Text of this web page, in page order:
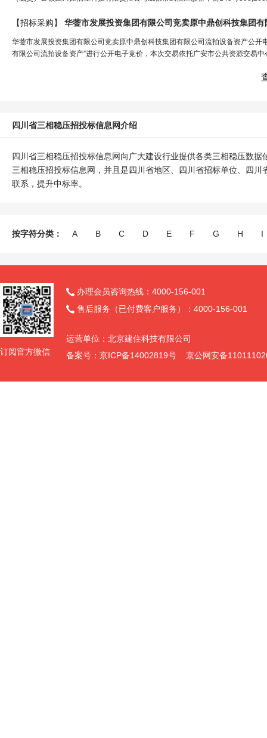
【招标采购】 华蓥市发展投资集团有限公司竞卖原中鼎创科技集团
华蓥市发展投资集团有限公司竞卖原中鼎创科技集团有限公司流拍设备资产公
有限公司流拍设备资产”进行公开电子竞价，本次交易依托广安市公共资源交易
四川省三相稳压招投标信息网介绍
四川省三相稳压招投标信息网向广大建设行业提供各类三相稳压数
三相稳压招投标信息网，并且是四川省地区、四川省招标单位、四
联系，提升中标率。
按字符分类： A B C D E F G H I
订阅官方微信
 办理会员咨询热线：4000-156-001
 售后服务（已付费客户服务）：4000-156-001
运营单位：北京建住科技有限公司
备案号：京ICP备14002819号 京公网安备